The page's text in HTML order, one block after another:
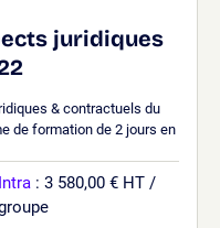
juridiques
& contractuels du
de formation de 2 jours en
Intra : 3 580,00 € HT /